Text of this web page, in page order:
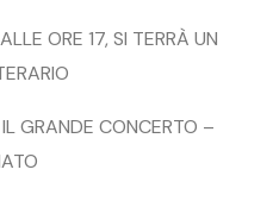
ORE 17, SI TERRÀ UN
GRANDE CONCERTO –